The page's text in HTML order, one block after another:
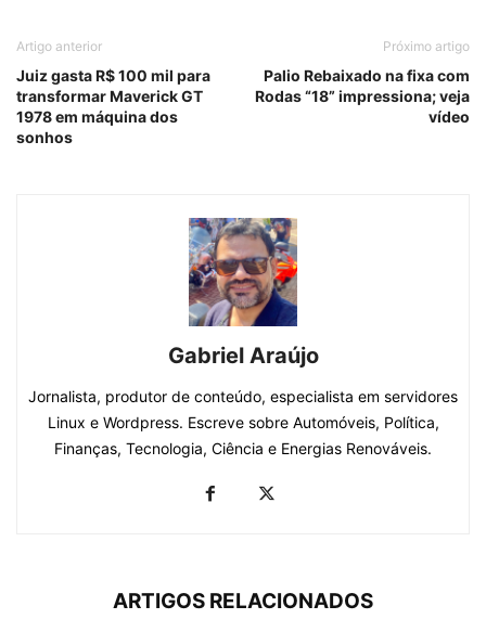
Artigo anterior
Juiz gasta R$ 100 mil para
transformar Maverick GT
1978 em máquina dos
sonhos
Próximo artigo
Palio Rebaixado na fixa com
Rodas “18” impressiona; veja
vídeo
Gabriel Araújo
Jornalista, produtor de conteúdo, especialista em servidores
Linux e Wordpress. Escreve sobre Automóveis, Política,
Finanças, Tecnologia, Ciência e Energias Renováveis.
ARTIGOS RELACIONADOS